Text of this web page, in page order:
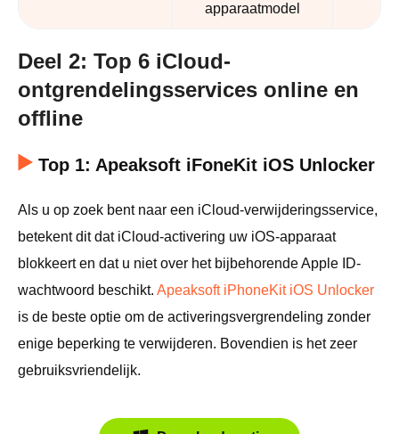
apparaatmodel
Deel 2: Top 6 iCloud-
ontgrendelingsservices online en
offline
Top 1: Apeaksoft iFoneKit iOS Unlocker
Als u op zoek bent naar een iCloud-verwijderingsservice,
betekent dit dat iCloud-activering uw iOS-apparaat
blokkeert en dat u niet over het bijbehorende Apple ID-
wachtwoord beschikt. Apeaksoft iPhoneKit iOS Unlocker
is de beste optie om de activeringsvergrendeling zonder
enige beperking te verwijderen. Bovendien is het zeer
gebruiksvriendelijk.